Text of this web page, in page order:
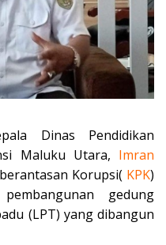
Dinas Pendidikan
Maluku Utara, Imran
Korupsi( KPK)
gedung
(LPT) yang dibangun